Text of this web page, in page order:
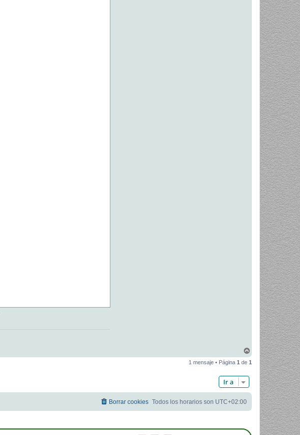
r
r
1 mensaje • Página 1 de 1
Ir a
Todos los horarios son UTC+02:00
Borrar cookies